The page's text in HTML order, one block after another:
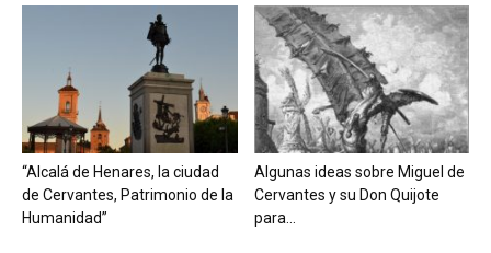
“Alcalá de Henares, la ciudad
de Cervantes, Patrimonio de la
Humanidad”
Algunas ideas sobre Miguel de
Cervantes y su Don Quijote
para...